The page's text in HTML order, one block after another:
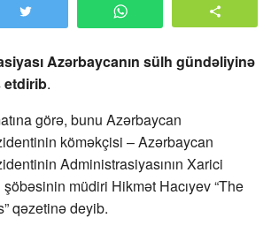
Azərbaycanın sülh gündəliyinə
etdirib.
görə, bunu Azərbaycan
köməkçisi – Azərbaycan
Administrasiyasının Xarici
müdiri Hikmət Hacıyev “The
qəzetinə deyib.